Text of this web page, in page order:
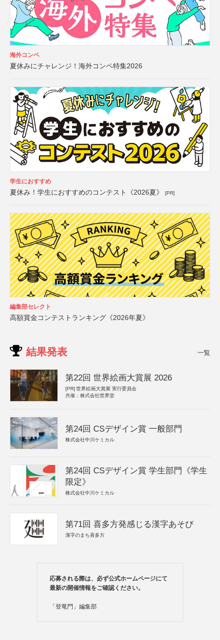
海外コンペ
夏休みにチャレンジ！海外コンペ特集2026
学生におすすめ
夏休み！学生におすすめのコンテスト《2026夏》 [PR]
編集部セレクト
高額賞金コンテストランキング《2026年夏》
結果発表 一覧
第22回 世界絵画大賞展 2026
[PR] 世界絵画大賞展 実行委員会
共催：株式会社世界堂
第24回 CSデザイン賞 一般部門
株式会社中川ケミカル
第24回 CSデザイン賞 学生部門《学生
限定》
株式会社中川ケミカル
第71回 喜多方発感じる漢字あそび
漢字のまち喜多方
応募される際は、必ず公式ホームページにて
最新の開催情報をご確認ください。
「登竜門」編集部